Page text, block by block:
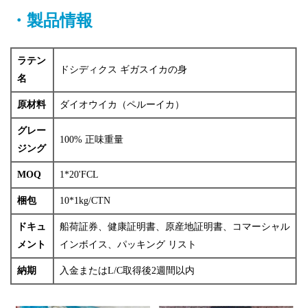
・製品情報
ラテン
名
ドシディクス ギガスイカの身
原材料 ダイオウイカ（ペルーイカ）
グレー
ジング
100% 正味重量
MOQ 1*20'FCL
梱包 10*1kg/CTN
ドキュ
メント
船荷証券、健康証明書、原産地証明書、コマーシャル
インボイス、パッキング リスト
納期 入金またはL/C取得後2週間以内